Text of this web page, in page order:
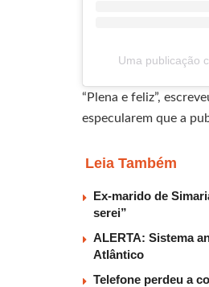
Uma publicação
“Plena e feliz”,
especularem que a
Leia Também
Ex-marido de
serei”
ALERTA: Sistema
Atlântico
Telefone perdeu a